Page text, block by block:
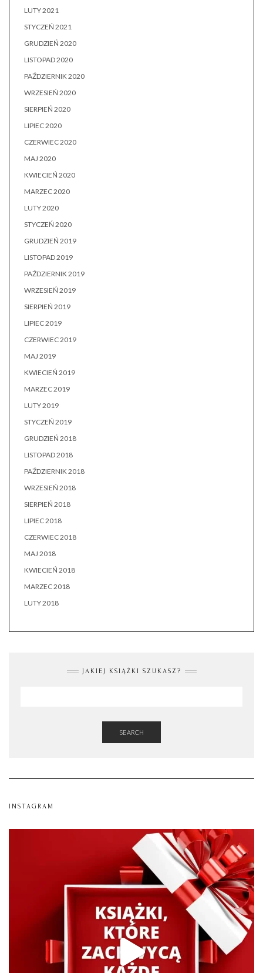
LUTY 2021
STYCZEŃ 2021
GRUDZIEŃ 2020
LISTOPAD 2020
PAŹDZIERNIK 2020
WRZESIEŃ 2020
SIERPIEŃ 2020
LIPIEC 2020
CZERWIEC 2020
MAJ 2020
KWIECIEŃ 2020
MARZEC 2020
LUTY 2020
STYCZEŃ 2020
GRUDZIEŃ 2019
LISTOPAD 2019
PAŹDZIERNIK 2019
WRZESIEŃ 2019
SIERPIEŃ 2019
LIPIEC 2019
CZERWIEC 2019
MAJ 2019
KWIECIEŃ 2019
MARZEC 2019
LUTY 2019
STYCZEŃ 2019
GRUDZIEŃ 2018
LISTOPAD 2018
PAŹDZIERNIK 2018
WRZESIEŃ 2018
SIERPIEŃ 2018
LIPIEC 2018
CZERWIEC 2018
MAJ 2018
KWIECIEŃ 2018
MARZEC 2018
LUTY 2018
JAKIEJ KSIĄŻKI SZUKASZ?
SEARCH
INSTAGRAM